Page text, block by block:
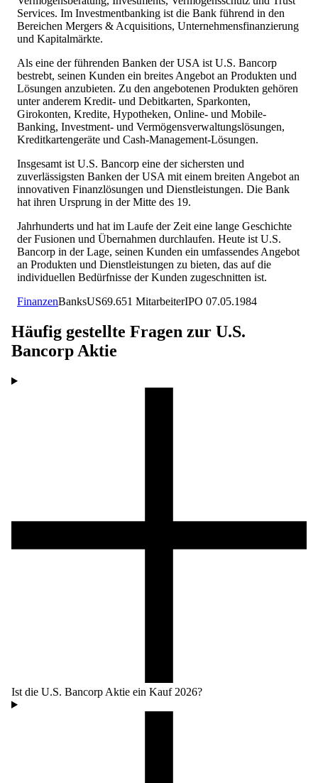
Services. Im Investmentbanking ist die Bank führend in den
Bereichen Mergers & Acquisitions, Unternehmensfinanzierung
und Kapitalmärkte.
Als eine der führenden Banken der USA ist U.S. Bancorp
bestrebt, seinen Kunden ein breites Angebot an Produkten und
Lösungen anzubieten. Zu den angebotenen Produkten gehören
unter anderem Kredit- und Debitkarten, Sparkonten,
Girokonten, Kredite, Hypotheken, Online- und Mobile-
Banking, Investment- und Vermögensverwaltungslösungen,
Kreditkartengeräte und Cash-Management-Lösungen.
Insgesamt ist U.S. Bancorp eine der sichersten und
zuverlässigsten Banken der USA mit einem breiten Angebot an
innovativen Finanzlösungen und Dienstleistungen. Die Bank
hat ihren Ursprung in der Mitte des 19.
Jahrhunderts und hat im Laufe der Zeit eine lange Geschichte
der Fusionen und Übernahmen durchlaufen. Heute ist U.S.
Bancorp in der Lage, seinen Kunden ein umfassendes Angebot
an Produkten und Dienstleistungen zu bieten, das auf die
individuellen Bedürfnisse der Kunden zugeschnitten ist.
FinanzenBanksUS69.651 MitarbeiterIPO 07.05.1984
Häufig gestellte Fragen zur U.S.
Bancorp Aktie
Ist die U.S. Bancorp Aktie ein Kauf 2026?